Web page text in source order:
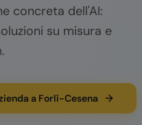
concreta dell'AI:
su misura e
a Forlì-Cesena